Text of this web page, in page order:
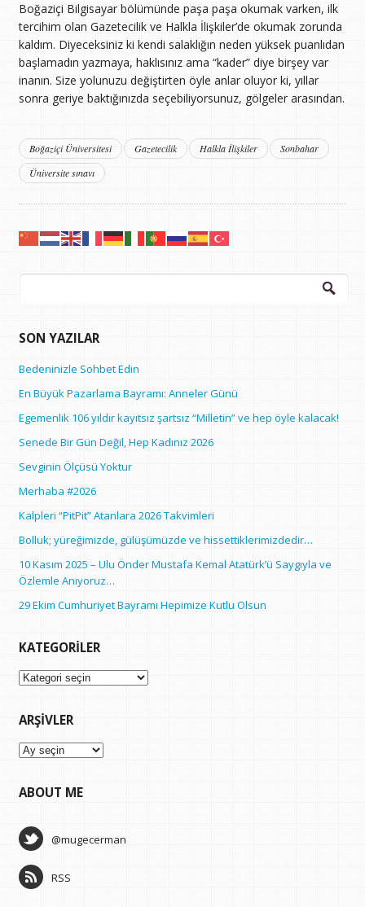
Boğaziçi Bilgisayar bölümünde paşa paşa okumak varken, ilk
tercihim olan Gazetecilik ve Halkla İlişkiler’de okumak zorunda
kaldım. Diyeceksiniz ki kendi salaklığın neden yüksek puanlıdan
başlamadın yazmaya, haklısınız ama “kader” diye birşey var
inanın. Size yolunuzu değiştirten öyle anlar oluyor ki, yıllar
sonra geriye baktığınızda seçebiliyorsunuz, gölgeler arasından.
Boğaziçi Üniversitesi Gazetecilik Halkla İlişkiler
Sonbahar
Üniversite sınavı
Arama:
SON YAZILAR
Bedeninizle Sohbet Edin
En Büyük Pazarlama Bayramı: Anneler Günü
Egemenlik 106 yıldır kayıtsız şartsız “Milletin” ve hep öyle kalacak!
Senede Bir Gün Değil, Hep Kadınız 2026
Sevginin Ölçüsü Yoktur
Merhaba #2026
Kalpleri “PitPit” Atanlara 2026 Takvimleri
Bolluk; yüreğimizde, gülüşümüzde ve hissettiklerimizdedir…
10 Kasım 2025 – Ulu Önder Mustafa Kemal Atatürk’ü Saygıyla ve
Özlemle Anıyoruz…
29 Ekim Cumhuriyet Bayramı Hepimize Kutlu Olsun
KATEGORILER
Kategoriler
ARŞIVLER
Arşivler
ABOUT ME
@mugecerman
RSS